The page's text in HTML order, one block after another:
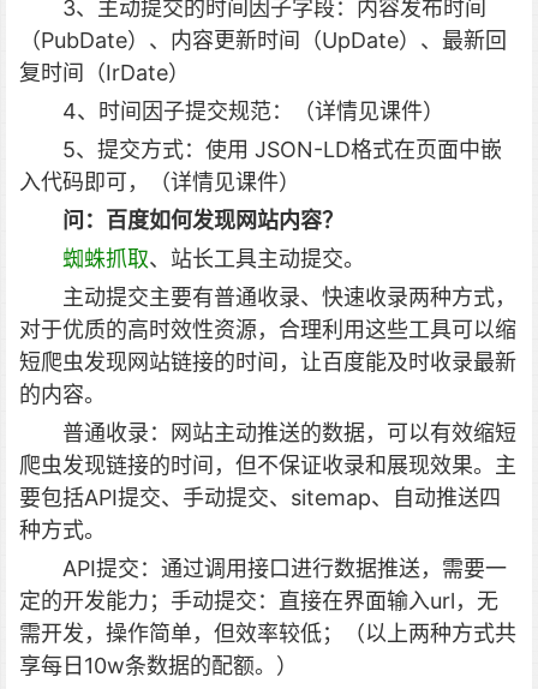
3、主动提交的时间因子字段：内容发布时间
（PubDate）、内容更新时间（UpDate）、最新回
复时间（IrDate）
4、时间因子提交规范：（详情见课件）
5、提交方式：使用 JSON-LD格式在页面中嵌
入代码即可，（详情见课件）
问： 百度如何发现网站内容？
蜘蛛抓取、站长工具主动提交。
主动提交主要有普通收录、快速收录两种方式，
对于优质的高时效性资源，合理利用这些工具可以缩
短爬虫发现网站链接的时间，让百度能及时收录最新
的内容。
普通收录：网站主动推送的数据，可以有效缩短
爬虫发现链接的时间，但不保证收录和展现效果。主
要包括API提交、手动提交、sitemap、自动推送四
种方式。
API提交：通过调用接口进行数据推送，需要一
定的开发能力；手动提交：直接在界面输入url，无
需开发，操作简单，但效率较低；（以上两种方式共
享每日10w条数据的配额。）